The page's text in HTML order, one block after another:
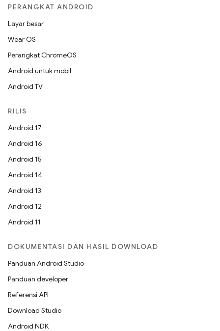
PERANGKAT ANDROID
Layar besar
Wear OS
Perangkat ChromeOS
Android untuk mobil
Android TV
RILIS
Android 17
Android 16
Android 15
Android 14
Android 13
Android 12
Android 11
DOKUMENTASI DAN HASIL DOWNLOAD
Panduan Android Studio
Panduan developer
Referensi API
Download Studio
Android NDK